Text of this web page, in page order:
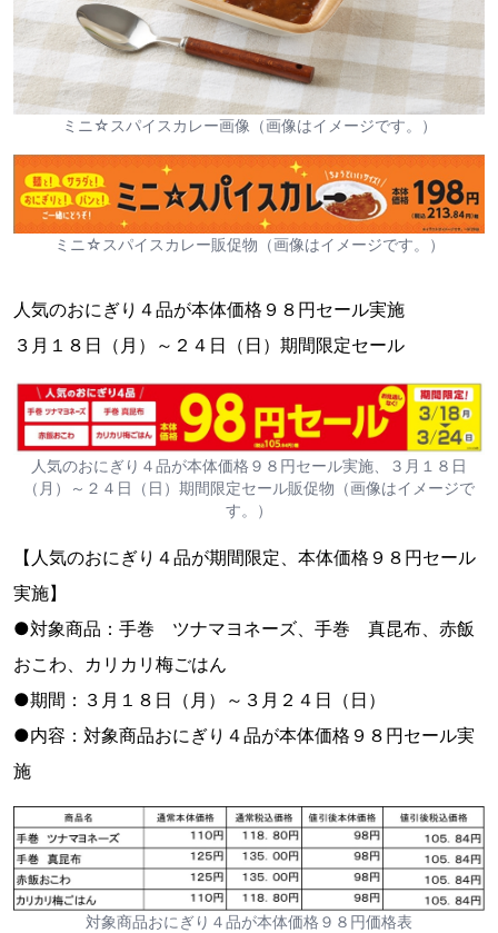
ミニ☆スパイスカレー画像（画像はイメージです。）
ミニ☆スパイスカレー販促物（画像はイメージです。）
人気のおにぎり４品が本体価格９８円セール実施
３月１８日（月）～２４日（日）期間限定セール
人気のおにぎり４品が本体価格９８円セール実施、３月１８日
（月）～２４日（日）期間限定セール販促物（画像はイメージで
す。）
【人気のおにぎり４品が期間限定、本体価格９８円セール
実施】
●対象商品：手巻 ツナマヨネーズ、手巻 真昆布、赤飯
おこわ、カリカリ梅ごはん
●期間：３月１８日（月）～３月２４日（日）
●内容：対象商品おにぎり４品が本体価格９８円セール実
施
対象商品おにぎり４品が本体価格９８円価格表